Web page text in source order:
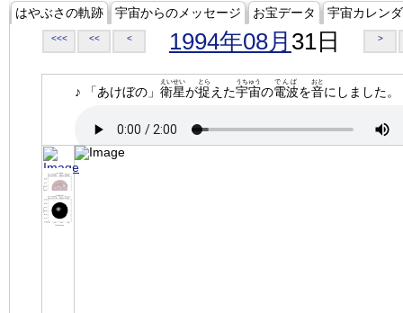
はやぶさの軌跡 宇宙からのメッセージ お宝データ 宇宙カレン
<<< << < 1994年08月 31日 >
♪ 「あけぼの」 衛星
えいせい
が捉
とら
えた宇宙
うちゅう
の電波
でんぱ
を音
おと
にしました。